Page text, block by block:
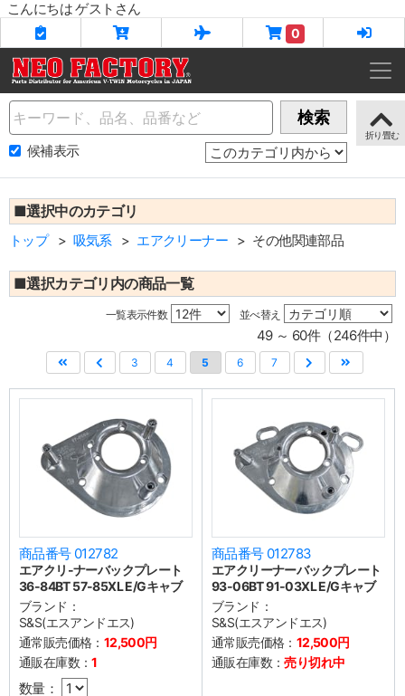
こんにちは ゲストさん
0
Name 検索
候補表示
■選択中のカテゴリ
トップ 吸気系 エアクリーナー その他関連部品
■選択カテゴリ内の商品一覧
一覧表示件数 並べ替え
49 ～ 60件（246件中）
3 4 5 6 7
商品番号 012782
エアクリ-ナーバックプレート
36-84BT 57-85XL E/Gキャブ
ブランド：
S&S(エスアンドエス)
通常販売価格： 12,500円
通販在庫数：1
数量：
商品番号 012783
エアクリーナーバックプレート
93-06BT 91-03XL E/Gキャブ
ブランド：
S&S(エスアンドエス)
通常販売価格： 12,500円
通販在庫数：売り切れ中